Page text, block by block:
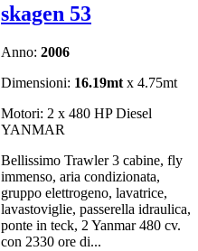
skagen 53
Anno: 2006
Dimensioni: 16.19mt x 4.75mt
Motori: 2 x 480 HP Diesel
YANMAR
Bellissimo Trawler 3 cabine, fly
immenso, aria condizionata,
gruppo elettrogeno, lavatrice,
lavastoviglie, passerella idraulica,
ponte in teck, 2 Yanmar 480 cv.
con 2330 ore di...